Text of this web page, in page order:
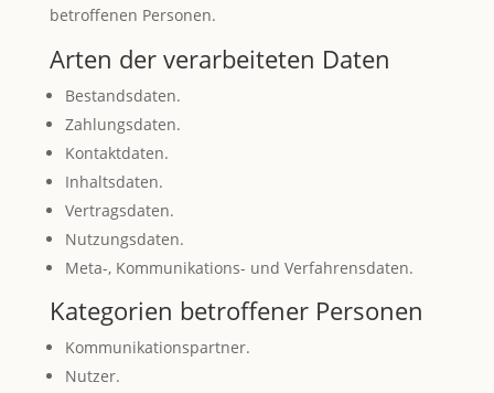
betroffenen Personen.
Arten der verarbeiteten Daten
Bestandsdaten.
Zahlungsdaten.
Kontaktdaten.
Inhaltsdaten.
Vertragsdaten.
Nutzungsdaten.
Meta-, Kommunikations- und Verfahrensdaten.
Kategorien betroffener Personen
Kommunikationspartner.
Nutzer.